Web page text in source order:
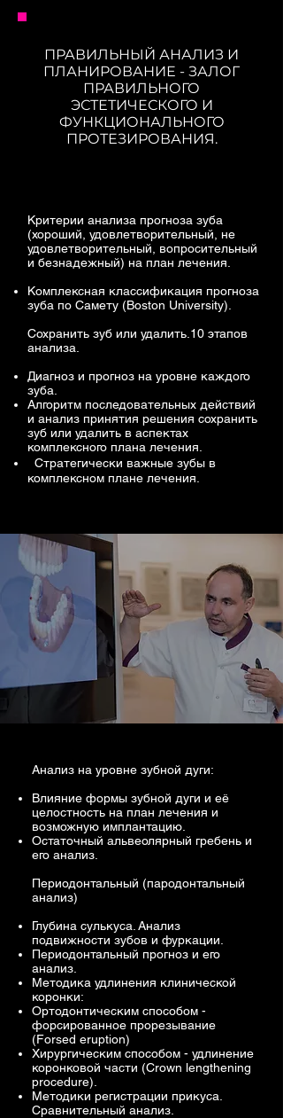
ПРАВИЛЬНЫЙ АНАЛИЗ И
ПЛАНИРОВАНИЕ - ЗАЛОГ
ПРАВИЛЬНОГО
ЭСТЕТИЧЕСКОГО И
ФУНКЦИОНАЛЬНОГО
ПРОТЕЗИРОВАНИЯ.
Критерии анализа прогноза зуба
(хороший, удовлетворительный, не
удовлетворительный, вопросительный
и безнадежный) на план лечения.
Комплексная классификация прогноза
зуба по Самету (Boston University).
Сохранить зуб или удалить.10 этапов
анализа.
Диагноз и прогноз на уровне каждого
зуба.
Алгоритм последовательных действий
и анализ принятия решения сохранить
зуб или удалить в аспектах
комплексного плана лечения.
Стратегически важные зубы в
комплексном плане лечения.
Анализ на уровне зубной дуги:
Влияние формы зубной дуги и её
целостность на план лечения и
возможную имплантацию.
Остаточный альвеолярный гребень и
его анализ.
Периодонтальный (пародонтальный
анализ)​​
Глубина сулькуса. Анализ
подвижности зубов и фуркации.
Периодонтальный прогноз и его
анализ.
Методика удлинения клинической
коронки:
Ортодонтическим способом -
форсированное прорезывание
(Forsed eruption)
Хирургическим способом - удлинение
коронковой части (Crown lengthening
procedure).
Методики регистрации прикуса.
Сравнительный анализ.